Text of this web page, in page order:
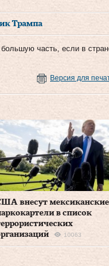
Трампа
часть, если в
Версия для
внесут мексиканские
в список
10063